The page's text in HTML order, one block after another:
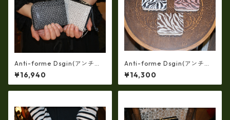
Anti-forme Dsgin(アンチフ
ォルムデザイン)羊革フィル
ム・三―リング加工二つ折り
財布 af-29900055
¥16,940
Anti-forme Dsgin(アンチフ
ォルムデザイン)京友禅zebra
二つ折り財布 af-29900051
¥14,300